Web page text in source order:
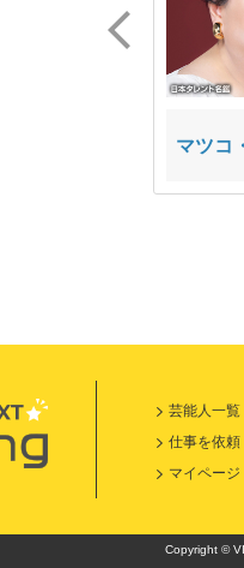
マツコ
芸能人一覧
仕事を依頼
マイページ
Copyright ©